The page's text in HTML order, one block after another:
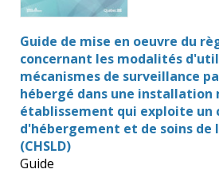
Guide de mise en oeuvre du
concernant les modalités
mécanismes de surveillance
hébergé dans une installation
établissement qui exploite un
d'hébergement et de soins de
(CHSLD)
Guide